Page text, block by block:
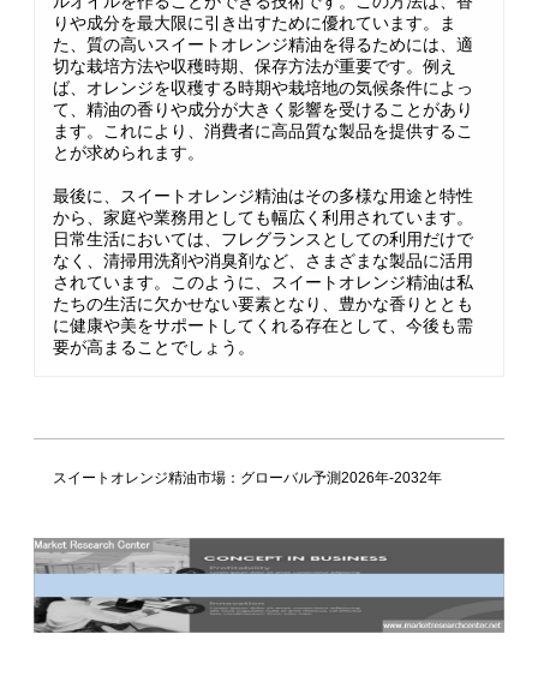
りや成分を最大限に引き出すために優れています。ま
た、質の高いスイートオレンジ精油を得るためには、適
切な栽培方法や収穫時期、保存方法が重要です。例え
ば、オレンジを収穫する時期や栽培地の気候条件によっ
て、精油の香りや成分が大きく影響を受けることがあり
ます。これにより、消費者に高品質な製品を提供するこ
とが求められます。
最後に、スイートオレンジ精油はその多様な用途と特性
から、家庭や業務用としても幅広く利用されています。
日常生活においては、フレグランスとしての利用だけで
なく、清掃用洗剤や消臭剤など、さまざまな製品に活用
されています。このように、スイートオレンジ精油は私
たちの生活に欠かせない要素となり、豊かな香りととも
に健康や美をサポートしてくれる存在として、今後も需
要が高まることでしょう。
スイートオレンジ精油市場：グローバル予測2026年-2032年